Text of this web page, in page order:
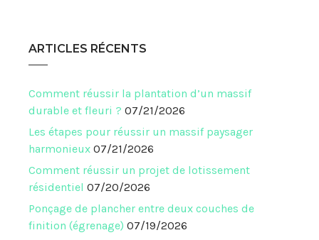
ARTICLES RÉCENTS
Comment réussir la plantation d’un massif
durable et fleuri ? 07/21/2026
Les étapes pour réussir un massif paysager
harmonieux 07/21/2026
Comment réussir un projet de lotissement
résidentiel 07/20/2026
Ponçage de plancher entre deux couches de
finition (égrenage) 07/19/2026